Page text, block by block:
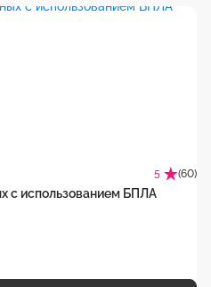
5 (60)
с использованием БПЛА